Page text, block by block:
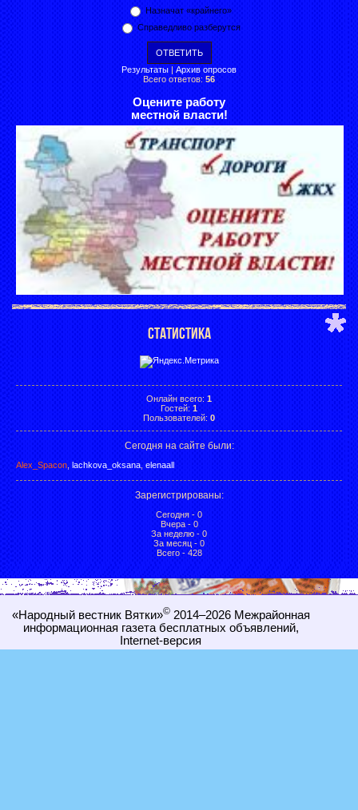
Назначат «крайнего»
Справедливо разберутся
Результаты | Архив опросов
Всего ответов: 56
Оцените работу
местной власти!
СТАТИСТИКА
Онлайн всего: 1
Гостей: 1
Пользователей: 0
Сегодня на сайте были:
Alex_Spacon lachkova_oksana elenaall
Зарегистрированы:
Сегодня - 0
Вчера - 0
За неделю - 0
За месяц - 0
Всего - 428
«Народный вестник Вятки»©2014–2026 Межрайонная
информационная газета бесплатных объявлений,
Internet-версия